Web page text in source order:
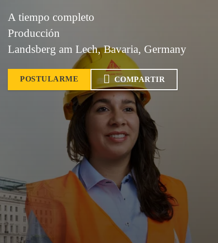
A tiempo completo
Producción
Landsberg am Lech, Bavaria, Germany
POSTULARME COMPARTIR